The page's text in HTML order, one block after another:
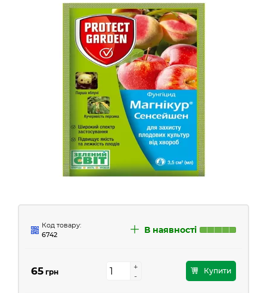
Код товару:
6742
В наявності
65 грн
+
-
+
-
Купити